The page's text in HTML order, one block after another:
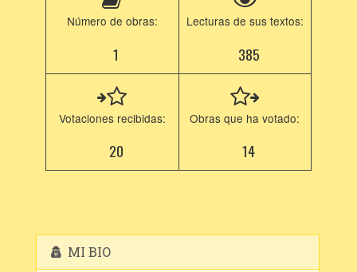
Número de obras:
1
Lecturas de sus textos:
385
Votaciones recibidas:
20
Obras que ha votado:
14
MI BIO